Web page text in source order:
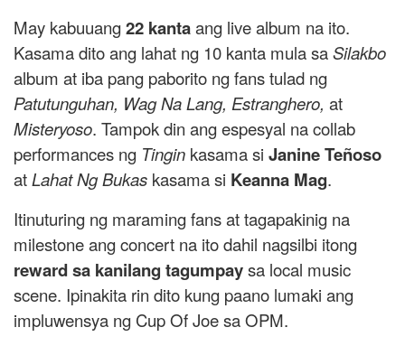
May kabuuang22 kantaang live album na ito.
Kasama dito ang lahat ng 10 kanta mula saSilakbo
album at iba pang paborito ng fans tulad ng
Patutunguhan, Wag Na Lang, Estranghero, at
Misteryoso. Tampok din ang espesyal na collab
performances ng Tingin kasama si Janine Teñoso
atLahat Ng Bukas kasama si Keanna Mag.
Itinuturing ng maraming fans at tagapakinig na
milestone ang concert na ito dahil nagsilbi itong
reward sa kanilang tagumpaysa local music
scene. Ipinakita rin dito kung paano lumaki ang
impluwensya ng Cup Of Joe sa OPM.